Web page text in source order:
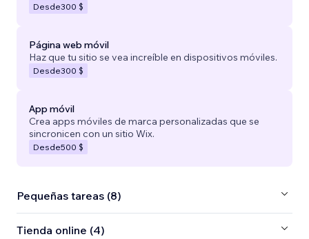
Desde300 $
Página web móvil
Haz que tu sitio se vea increíble en dispositivos móviles.
Desde300 $
App móvil
Crea apps móviles de marca personalizadas que se
sincronicen con un sitio Wix.
Desde500 $
Pequeñas tareas (8)
Tienda online (4)